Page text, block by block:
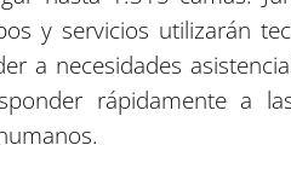
y servicios utilizarán
a necesidades
rápidamente a